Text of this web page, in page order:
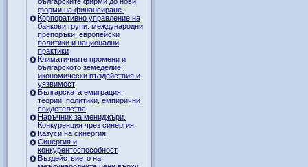
форми на финансиране.
Корпоративно управление на
банкови групи. международни
препоръки, европейски
политики и национални
практики
Климатичните промени и
българското земеделие:
икономически въздействия и
уязвимост
Българската емиграция:
теории, политики, емпирични
свидетелства
Наръчник за мениджъри.
Конкуренция чрез синергия
Казуси на синергия
Синергия и
конкурентоспособност
Въздействието на